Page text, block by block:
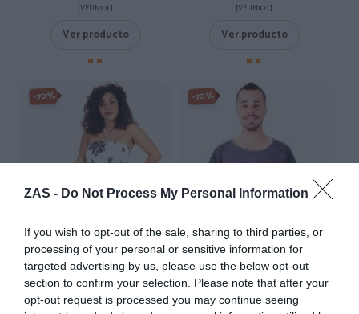
ZAS - Do Not Process My Personal Information
If you wish to opt-out of the sale, sharing to third parties, or
processing of your personal or sensitive information for
targeted advertising by us, please use the below opt-out
section to confirm your selection. Please note that after your
opt-out request is processed you may continue seeing
[VEUN101 ]
Ver producto
[VEUN100 ]
Ver producto
-70%
Vestido Blanco con
estampado de flores
-70%
Camiseta Om rayas
★★★★★
★★★★★